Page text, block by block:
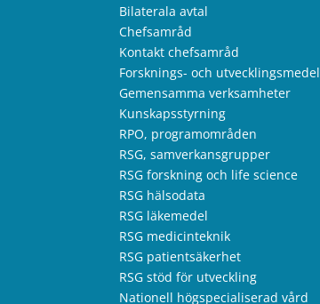
Bilaterala avtal
Chefsamråd
Kontakt chefsamråd
Forsknings- och utvecklingsmedel
Gemensamma verksamheter
Kunskapsstyrning
RPO, programområden
RSG, samverkansgrupper
RSG forskning och life science
RSG hälsodata
RSG läkemedel
RSG medicinteknik
RSG patientsäkerhet
RSG stöd för utveckling
Nationell högspecialiserad vård